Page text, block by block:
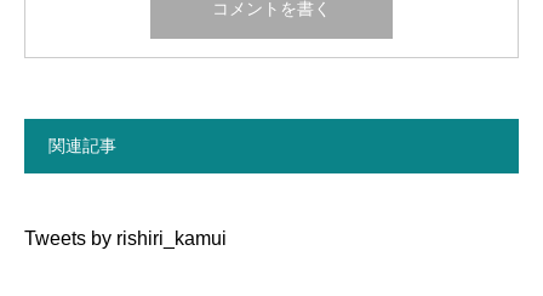
関連記事
Tweets by rishiri_kamui